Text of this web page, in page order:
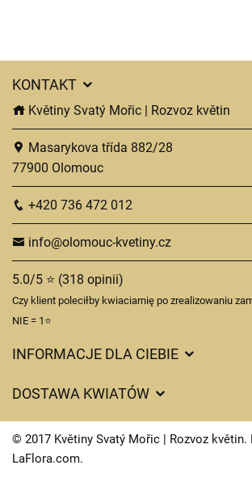
KONTAKT
Květiny Svatý Mořic | Rozvoz květin
Masarykova třída 882/28
77900 Olomouc
+420 736 472 012
info@olomouc-kvetiny.cz
5.0/5 ⭐ (318 opinii)
Czy klient poleciłby kwiaciarnię po zrealizowaniu
NIE = 1⭐
INFORMACJE DLA CIEBIE
Czasy dostawy kwiatów – przegląd
DOSTAWA KWIATÓW
Opłaty za dostawę
Gdzie dostarczamy kwiaty
© 2017 Květiny Svatý Mořic | Rozvoz květin.
LaFlora.com.